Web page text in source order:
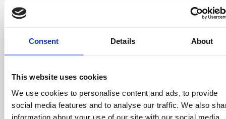
Consent Details About
This website uses cookies
We use cookies to personalise content and ads, to provide
social media features and to analyse our traffic. We also
information about your use of our site with our social media,
Sii il primo a
saperlo
Offerte speciali, eventi e notizie dal mondo del
licensing, tutto con un semplice clic.